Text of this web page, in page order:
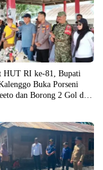
HUT RI ke-81, Bupati
Buka Porseni
dan Borong 2 Gol di